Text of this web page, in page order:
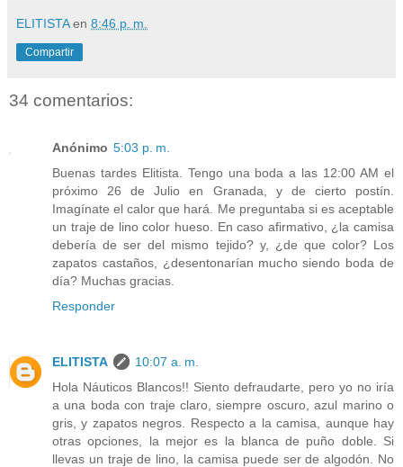
ELITISTA en 8:46 p. m.
Compartir
34 comentarios:
Anónimo 5:03 p. m.
Buenas tardes Elitista. Tengo una boda a las 12:00 AM el
próximo 26 de Julio en Granada, y de cierto postín.
Imagínate el calor que hará. Me preguntaba si es aceptable
un traje de lino color hueso. En caso afirmativo, ¿la camisa
debería de ser del mismo tejido? y, ¿de que color? Los
zapatos castaños, ¿desentonarían mucho siendo boda de
día? Muchas gracias.
Responder
ELITISTA
10:07 a. m.
Hola Náuticos Blancos!! Siento defraudarte, pero yo no iría
a una boda con traje claro, siempre oscuro, azul marino o
gris, y zapatos negros. Respecto a la camisa, aunque hay
otras opciones, la mejor es la blanca de puño doble. Si
llevas un traje de lino, la camisa puede ser de algodón. No